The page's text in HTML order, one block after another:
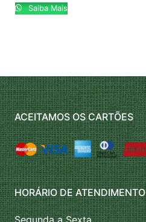
Saiba Mais
ACEITAMOS OS CARTÕES
HORÁRIO DE ATENDIMENTO
Segunda a Sexta